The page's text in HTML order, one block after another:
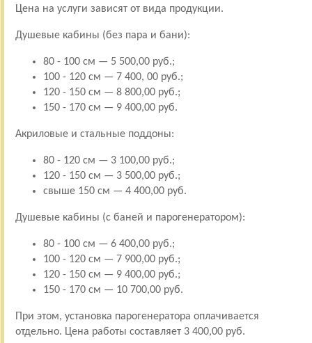
Цена на услуги зависят от вида продукции.
Душевые кабины (без пара и бани):
80 - 100 см — 5 500,00 руб.;
100 - 120 см — 7 400, 00 руб.;
120 - 150 см — 8 800,00 руб.;
150 - 170 см — 9 400,00 руб.
Акриловые и стальные поддоны:
80 - 120 см — 3 100,00 руб.;
120 - 150 см — 3 500,00 руб.;
свыше 150 см — 4 400,00 руб.
Душевые кабины (с баней и парогенератором):
80 - 100 см — 6 400,00 руб.;
100 - 120 см — 7 900,00 руб.;
120 - 150 см — 9 400,00 руб.;
150 - 170 см — 10 700,00 руб.
При этом, установка парогенератора оплачивается
отдельно. Цена работы составляет 3 400,00 руб.